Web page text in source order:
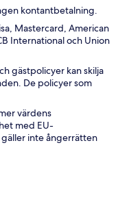
kontantbetalning.
Mastercard, American
International och Union
gästpolicyer kan skilja
De policyer som
värdens
med EU-
inte ångerrätten